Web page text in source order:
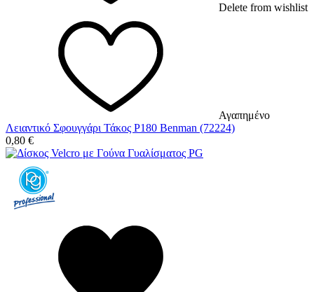
Delete from wishlist
Αγαπημένο
Λειαντικό Σφουγγάρι Τάκος P180 Benman (72224)
0,80 €